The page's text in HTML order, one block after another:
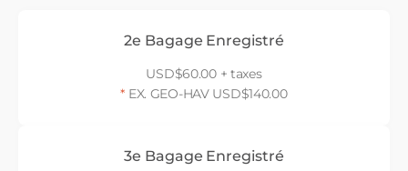
2e Bagage Enregistré
USD$60.00 + taxes
* EX. GEO-HAV USD$140.00
3e Bagage Enregistré